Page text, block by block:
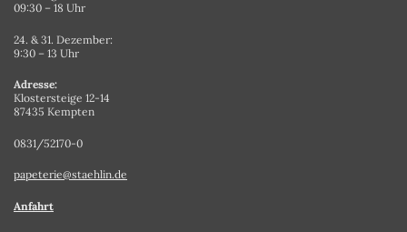
09:30 – 18 Uhr
24. & 31. Dezember:
9:30 – 13 Uhr
Adresse:
Klostersteige 12-14
87435 Kempten
0831/52170-0
papeterie@staehlin.de
Anfahrt